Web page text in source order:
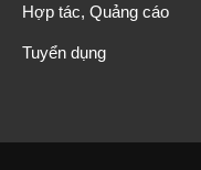
Hợp tác, Quảng cáo
Tuyển dụng